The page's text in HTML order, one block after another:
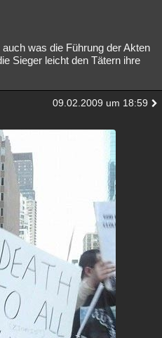
was die Führung der Akten
Sieger leicht den Tätern ihre
09.02.2009 um 18:59